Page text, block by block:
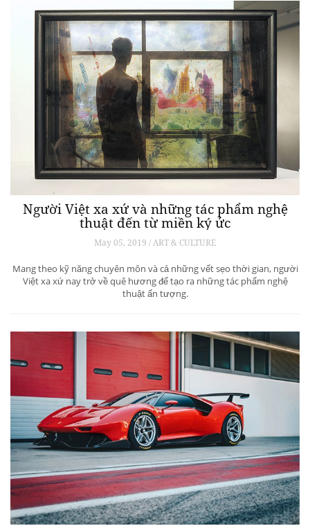
Người Việt xa xứ và những tác phẩm nghệ
thuật đến từ miền ký ức
May 05, 2019 / ART & CULTURE
Mang theo kỹ năng chuyên môn và cả những vết sẹo thời gian, người
Việt xa xứ nay trở về quê hương để tạo ra những tác phẩm nghệ
thuật ấn tượng.